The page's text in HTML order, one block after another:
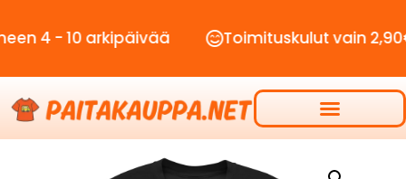
10 arkipäivää Toimituskulut vain 2,90€